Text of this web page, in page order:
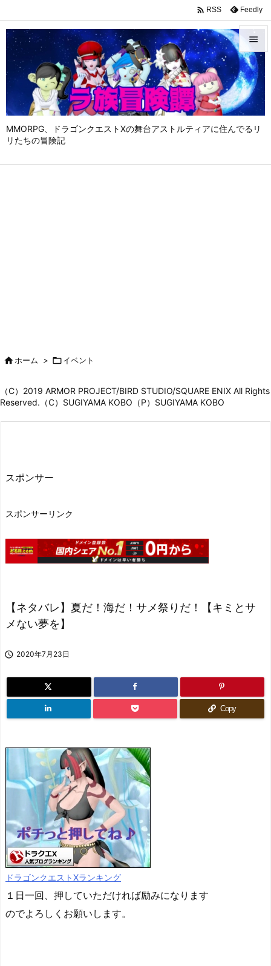
MMORPG、ドラゴンクエストⅩの舞台アストルティアに住んでるリ
リたちの冒険記


メニュ

サイド

 RSS Feedly
ホーム > イベント
（C）2019 ARMOR PROJECT/BIRD STUDIO/SQUARE ENIX All Rights
Reserved.（C）SUGIYAMA KOBO（P）SUGIYAMA KOBO
スポンサー
スポンサーリンク
【ネタバレ】夏だ！海だ！サメ祭りだ！【キミとサ
メない夢を】
 2020年7月23日
Copy
ドラゴンクエストXランキング
１日一回、押していただければ励みになります
のでよろしくお願いします。